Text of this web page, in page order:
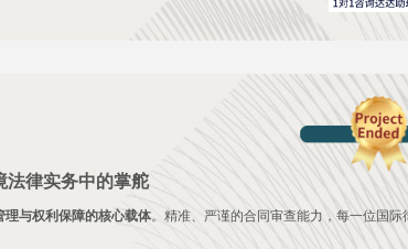
与权利保障的核心载体。精准、严谨的合同审查能力，每一位国际
法律实务中的掌舵